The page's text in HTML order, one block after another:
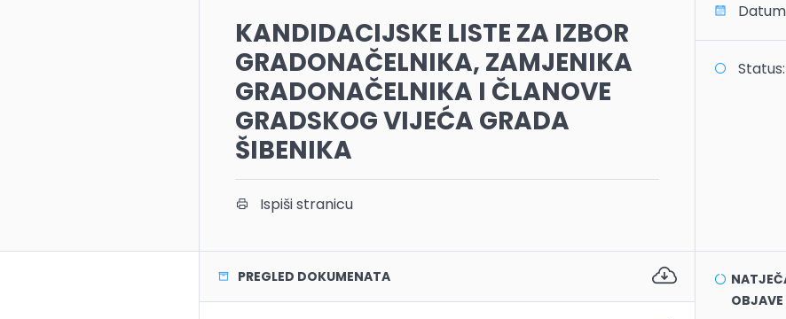
KANDIDACIJSKE LISTE ZA IZBOR
GRADONAČELNIKA, ZAMJENIKA
GRADONAČELNIKA I ČLANOVE
GRADSKOG VIJEĆA GRADA
ŠIBENIKA
Ispiši stranicu
Status:
PREGLED DOKUMENATA
OBJAVE